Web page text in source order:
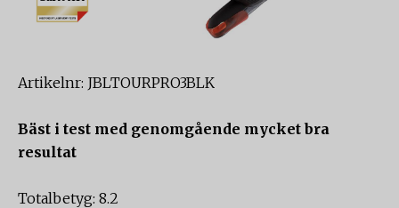
Artikelnr: JBLTOURPRO3BLK
Bäst i test med genomgående mycket bra
resultat
Totalbetyg: 8.2